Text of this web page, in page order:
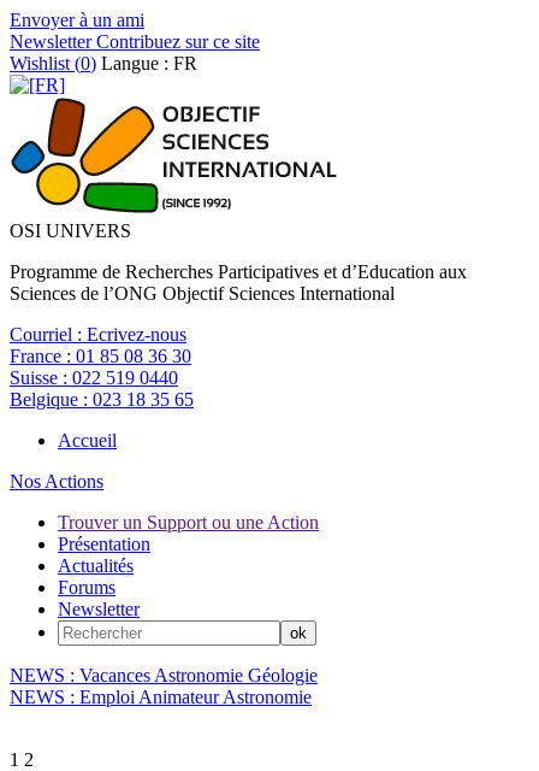
Envoyer à un ami
NewsletterContribuez sur ce site
Wishlist (0) Langue : FR
OSI UNIVERS
Programme de Recherches Participatives et d’Education aux
Sciences de l’ONG Objectif Sciences International
Courriel : Ecrivez-nous
France : 01 85 08 36 30
Suisse : 022 519 0440
Belgique : 023 18 35 65
Accueil
Nos Actions
Trouver un Support ou une Action
Présentation
Actualités
Forums
Newsletter
NEWS : Vacances Astronomie Géologie
NEWS : Emploi Animateur Astronomie
1 2